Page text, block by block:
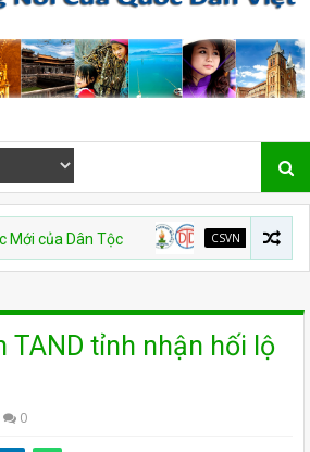
Tộc CSVN Việt Nam bị
TAND tỉnh nhận hối lộ
0